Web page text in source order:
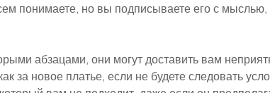
понимаете, но вы подписываете его с мыслью,
абзацами, они могут доставить вам
за новое платье, если не будете следовать